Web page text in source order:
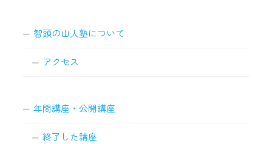
智頭の山人塾について
アクセス
年間講座・公開講座
終了した講座